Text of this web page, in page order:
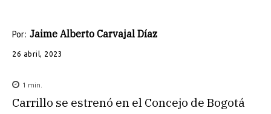
Por: Jaime Alberto Carvajal Díaz
26 abril, 2023
1 min.
Carrillo se estrenó en el Concejo de Bogotá